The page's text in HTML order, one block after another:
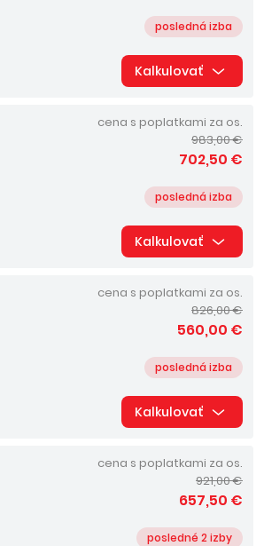
posledná izba
Kalkulovať
posledná izba
cena s poplatkami za os.
983,00 €
702,50 €
Kalkulovať
posledná izba
cena s poplatkami za os.
826,00 €
560,00 €
Kalkulovať
posledné 2 izby
cena s poplatkami za os.
921,00 €
657,50 €